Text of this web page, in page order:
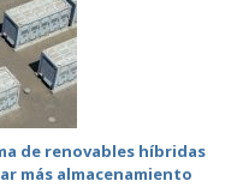
de renovables híbridas
más almacenamiento